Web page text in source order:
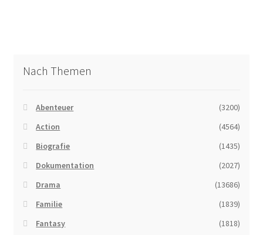
Nach Themen
Abenteuer
(3200)
Action
(4564)
Biografie
(1435)
Dokumentation
(2027)
Drama
(13686)
Familie
(1839)
Fantasy
(1818)